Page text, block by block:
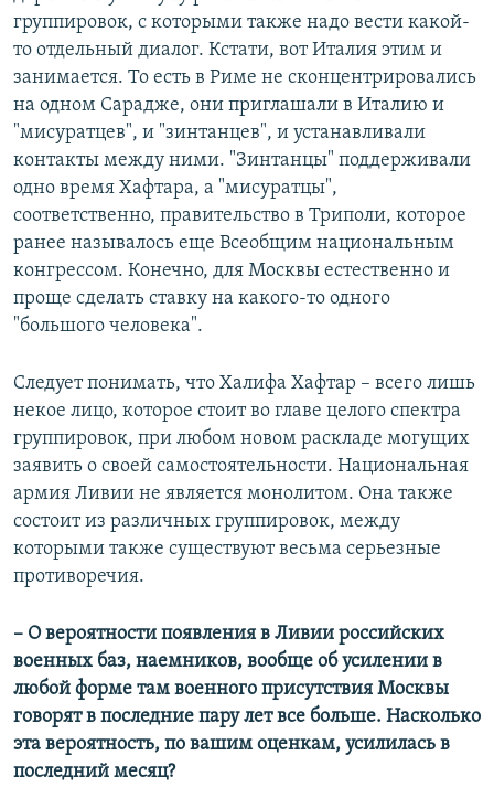
группировок, с которыми также надо вести какой-
то отдельный диалог. Кстати, вот Италия этим и
занимается. То есть в Риме не сконцентрировались
на одном Сарадже, они приглашали в Италию и
"мисуратцев", и "зинтанцев", и устанавливали
контакты между ними. "Зинтанцы" поддерживали
одно время Хафтара, а "мисуратцы",
соответственно, правительство в Триполи, которое
ранее называлось еще Всеобщим национальным
конгрессом. Конечно, для Москвы естественно и
проще сделать ставку на какого-то одного
"большого человека".
Следует понимать, что Халифа Хафтар – всего лишь
некое лицо, которое стоит во главе целого спектра
группировок, при любом новом раскладе могущих
заявить о своей самостоятельности. Национальная
армия Ливии не является монолитом. Она также
состоит из различных группировок, между
которыми также существуют весьма серьезные
противоречия.
– О вероятности появления в Ливии российских
военных баз, наемников, вообще об усилении в
любой форме там военного присутствия Москвы
говорят в последние пару лет все больше. Насколько
эта вероятность, по вашим оценкам, усилилась в
последний месяц?